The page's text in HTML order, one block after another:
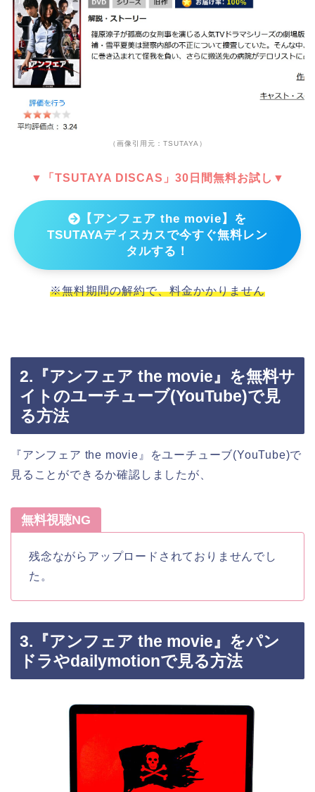
（画像引用元：TSUTAYA）
▼「TSUTAYA DISCAS」30日間無料お試し▼
【アンフェア the movie】を
TSUTAYAディスカスで今すぐ無料レン
タルする！
※無料期間の解約で、料金かかりません
2.『アンフェア the movie』を無料サ
イトのユーチューブ(YouTube)で見
る方法
『アンフェア the movie』をユーチューブ(YouTube)で
見ることができるか確認しましたが、
無料視聴NG
残念ながらアップロードされておりませんでし
た。
3.『アンフェア the movie』をパン
ドラやdailymotionで見る方法